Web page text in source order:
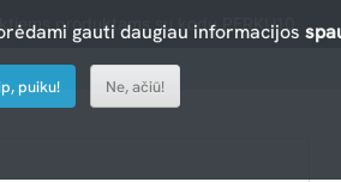
produktams su kodu PERKU10
gauti daugiau informacijos
puiku! Ne, ačiū!